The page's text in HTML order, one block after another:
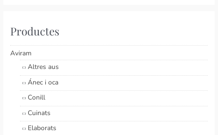
Productes
Aviram
Altres aus
Ánec i oca
Conill
Cuinats
Elaborats